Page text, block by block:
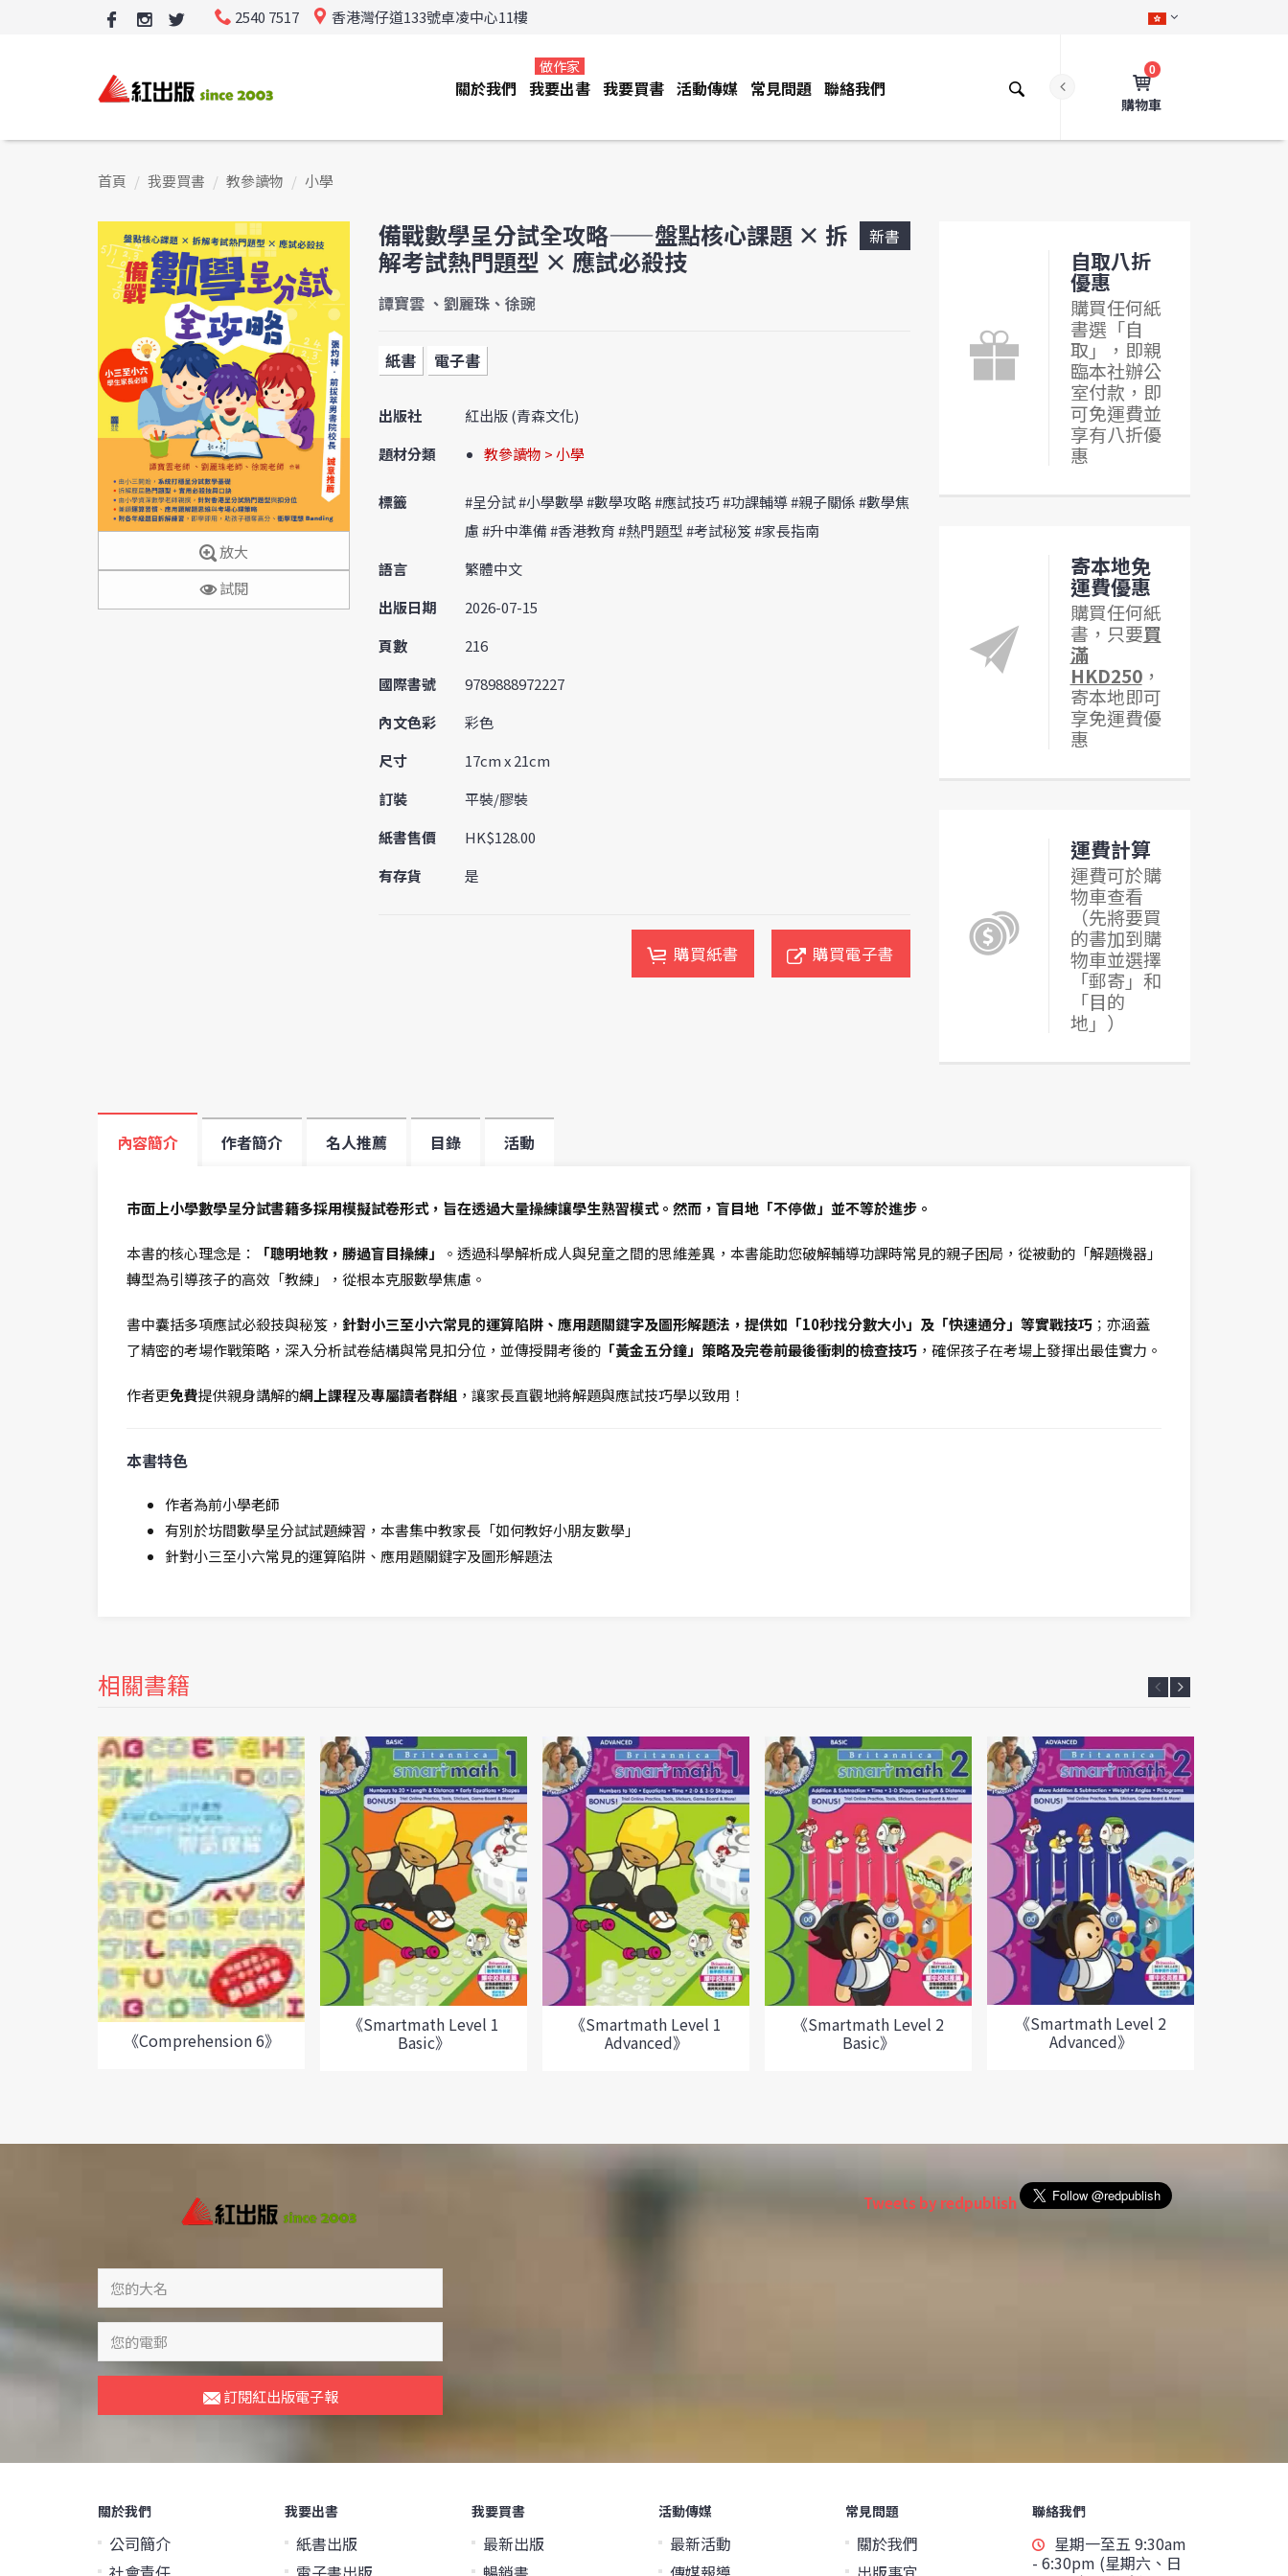
2540 7517 香港灣仔道133號卓凌中心11樓
0
購物車
關於我們 我要出書
做作家
我要買書 活動傳媒 常見問題 聯絡我們
首頁 我要買書 教參讀物 小學
放大
試閱
備戰數學呈分試全攻略——盤點核心課題 × 拆
解考試熱門題型 × 應試必殺技
新書
譚寶雲 、劉麗珠、徐豌
紙書 電子書
出版社
紅出版 (青森文化)
題材分類
教參讀物 > 小學
標籤
#呈分試 #小學數學 #數學攻略 #應試技巧 #功課輔導 #親子關係 #數學焦
慮 #升中準備 #香港教育 #熱門題型 #考試秘笈 #家長指南
語言
繁體中文
出版日期
2026-07-15
頁數
216
國際書號
9789888972227
內文色彩
彩色
尺寸
17cm x 21cm
訂裝
平裝/膠裝
紙書售價
HK$128.00
有存貨
是
購買紙書 購買電子書
自取八折
優惠
購買任何紙
書選「自
取」，即親
臨本社辦公
室付款，即
可免運費並
享有八折優
惠
寄本地免
運費優惠
購買任何紙
書，只要買
滿
HKD250，
寄本地即可
享免運費優
惠
運費計算
運費可於購
物車查看
（先將要買
的書加到購
物車並選擇
「郵寄」和
「目的
地」）
內容簡介 作者簡介 名人推薦 目錄 活動
市面上小學數學呈分試書籍多採用模擬試卷形式，旨在透過大量操練讓學生熟習模式。然而，盲目地「不停做」並不等於進步。
本書的核心理念是： 「聰明地教，勝過盲目操練」
。透過科學解析成人與兒童之間的思維差異，本書能助您破解輔導功課時常見的親子困局，從被動的「解題機器」
轉型為引導孩子的高效「教練」，從根本克服數學焦慮。
書中囊括多項應試必殺技與秘笈， 針對小三至小六常見的運算陷阱、應用題關鍵字及圖形解題法，提供如「10秒找分數大小」及「快速通分」等實戰技巧 ；亦涵蓋
了精密的考場作戰策略，深入分析試卷結構與常見扣分位，並傳授開考後的 「黃金五分鐘」策略及完卷前最後衝刺的檢查技巧 ，確保孩子在考場上發揮出最佳實力。
作者更免費提供親身講解的網上課程及專屬讀者群組 ，讓家長直觀地將解題與應試技巧學以致用！
本書特色
作者為前小學老師
有別於坊間數學呈分試試題練習，本書集中教家長「如何教好小朋友數學」
針對小三至小六常見的運算陷阱、應用題關鍵字及圖形解題法
相關書籍
《Comprehension 6》
《Smartmath Level 1
Basic》
《Smartmath Level 1
Advanced》
《Smartmath Level 2
Basic》
《Smartmath Level 2
Advanced》
訂閱紅出版電子報
Tweets by redpublish
關於我們
公司簡介
我要出書
紙書出版
我要買書
最新出版
活動傳媒
最新活動
常見問題
關於我們
聯絡我們
星期一至五 9:30am
- 6:30pm (星期六、日